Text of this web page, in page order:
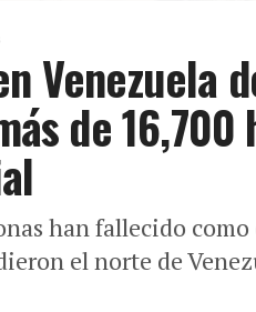
Venezuela
de 16,700
han fallecido
el norte de